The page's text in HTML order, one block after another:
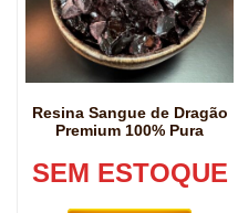
Resina Sangue de Dragão
Premium 100% Pura
SEM ESTOQUE